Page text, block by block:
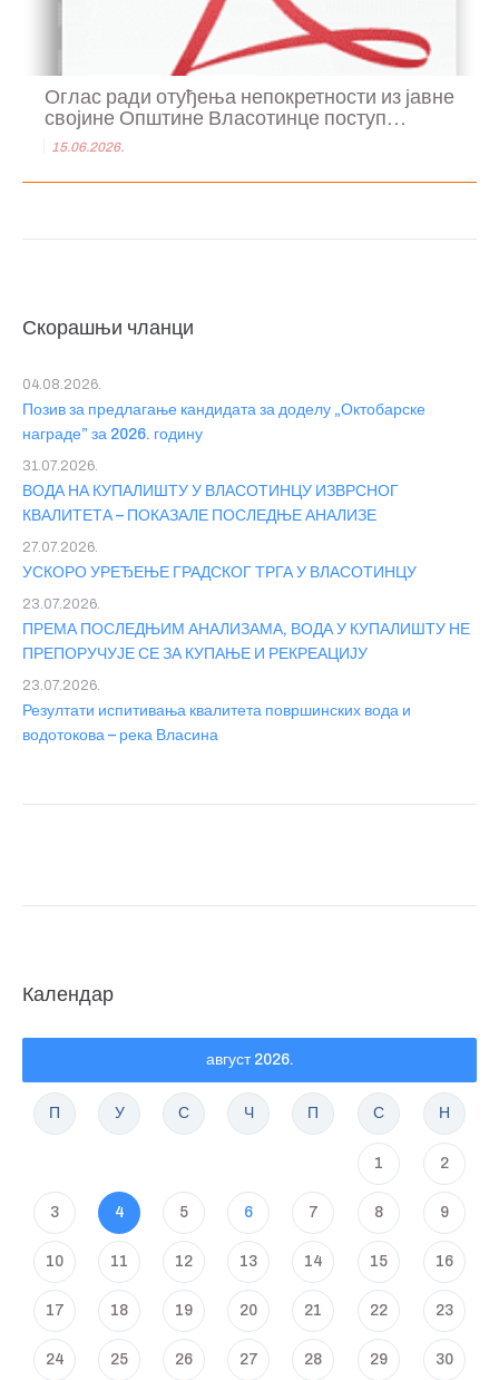
Оглас ради отуђења непокретности из јавне
својине Општине Власотинце поступ...
15.06.2026.
Скорашњи чланци
Позив за предлагање кандидата за доделу „Октобарске
награде” за 2026. годину
04.08.2026.
ВОДА НА КУПАЛИШТУ У ВЛАСОТИНЦУ ИЗВРСНОГ
КВАЛИТЕТА – ПОКАЗАЛЕ ПОСЛЕДЊЕ АНАЛИЗЕ
31.07.2026.
УСКОРО УРЕЂЕЊЕ ГРАДСКОГ ТРГА У ВЛАСОТИНЦУ
27.07.2026.
ПРЕМА ПОСЛЕДЊИМ АНАЛИЗАМА, ВОДА У КУПАЛИШТУ НЕ
ПРЕПОРУЧУЈЕ СЕ ЗА КУПАЊЕ И РЕКРЕАЦИЈУ
23.07.2026.
Резултати испитивања квалитета површинских вода и
водотокова – река Власина
23.07.2026.
Календар
август 2026.
П У С Ч П С Н
1 2
3 4 5 6 7 8 9
10 11 12 13 14 15 16
17 18 19 20 21 22 23
24 25 26 27 28 29 30